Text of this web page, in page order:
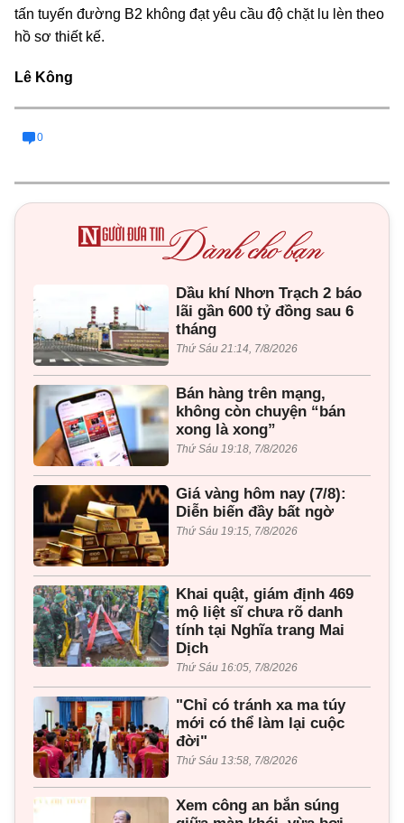
tấn tuyến đường B2 không đạt yêu cầu độ chặt lu lèn theo
hồ sơ thiết kế.
Lê Kông
0
Dầu khí Nhơn Trạch 2 báo
lãi gần 600 tỷ đồng sau 6
tháng
Thứ Sáu 21:14, 7/8/2026
Bán hàng trên mạng,
không còn chuyện “bán
xong là xong”
Thứ Sáu 19:18, 7/8/2026
Giá vàng hôm nay (7/8):
Diễn biến đầy bất ngờ
Thứ Sáu 19:15, 7/8/2026
Khai quật, giám định 469
mộ liệt sĩ chưa rõ danh
tính tại Nghĩa trang Mai
Dịch
Thứ Sáu 16:05, 7/8/2026
"Chỉ có tránh xa ma túy
mới có thể làm lại cuộc
đời"
Thứ Sáu 13:58, 7/8/2026
Xem công an bắn súng